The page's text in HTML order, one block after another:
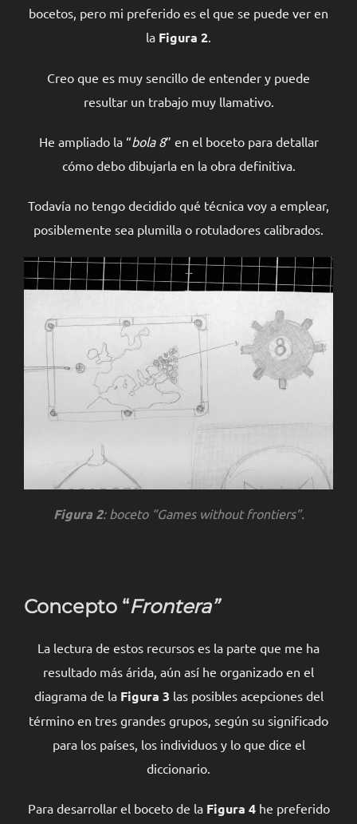
bocetos, pero mi preferido es el que se puede ver en
la Figura 2.
Creo que es muy sencillo de entender y puede
resultar un trabajo muy llamativo.
He ampliado la “bola 8” en el boceto para detallar
cómo debo dibujarla en la obra definitiva.
Todavía no tengo decidido qué técnica voy a emplear,
posiblemente sea plumilla o rotuladores calibrados.
Figura 2: boceto “Games without frontiers”.
Concepto “Frontera”
La lectura de estos recursos es la parte que me ha
resultado más árida, aún así he organizado en el
diagrama de la Figura 3 las posibles acepciones del
término en tres grandes grupos, según su significado
para los países, los individuos y lo que dice el
diccionario.
Para desarrollar el boceto de la Figura 4he preferido